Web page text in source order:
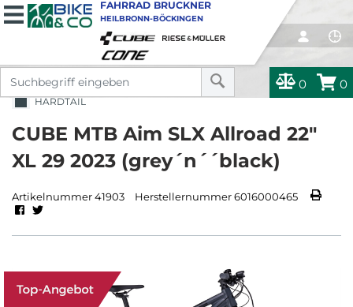
0 0
FAHRRAD BRUCKNER
HEILBRONN-BÖCKINGEN
HARDTAIL
CUBE MTB Aim SLX Allroad 22"
XL 29 2023 (grey´n´´black)
Artikelnummer 41903 Herstellernummer 6016000465